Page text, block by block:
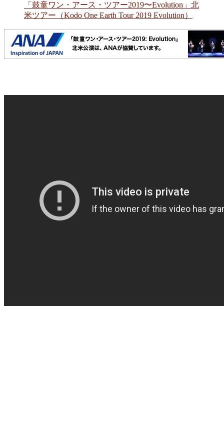
「鼓童ワン・アース・ツアー2019〜Evolution」北
米ツアー（Kodo One Earth Tour 2019 Evolution）